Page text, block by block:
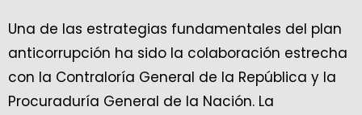
Una de las estrategias fundamentales del plan
anticorrupción ha sido la colaboración estrecha
con la Contraloría General de la República y la
Procuraduría General de la Nación. La